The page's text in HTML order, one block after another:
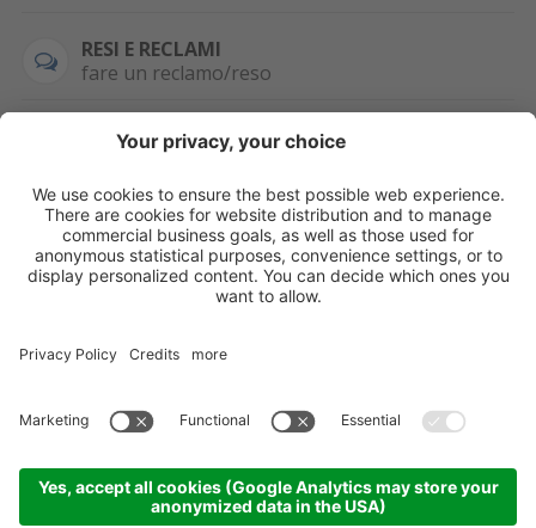
RESI E RECLAMI
fare un reclamo/reso
SEMPRE DISPONIBILE
0471 506798
WHATSAPP
+39 376 2951129
Credits
Sitemap Informativa privacy
Impostazioni cookie
Partner
Come arrivare
HAI LA PARTITA
IVA?
Per ordini, offerte,
prezzi speciali e
ulteriori articoli